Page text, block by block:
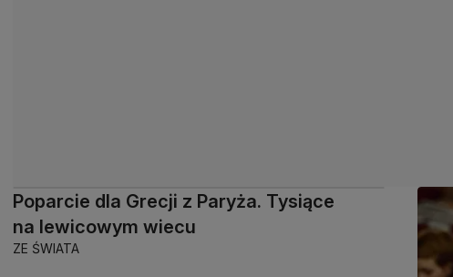
Poparcie dla Grecji z Paryża. Tysiące
na lewicowym wiecu
ZE ŚWIATA